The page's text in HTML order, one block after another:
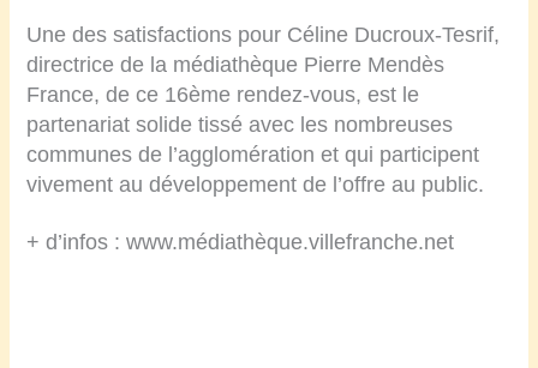
Une des satisfactions pour Céline Ducroux-Tesrif,
directrice de la médiathèque Pierre Mendès
France, de ce 16ème rendez-vous, est le
partenariat solide tissé avec les nombreuses
communes de l’agglomération et qui participent
vivement au développement de l’offre au public.
+ d’infos : www.médiathèque.villefranche.net